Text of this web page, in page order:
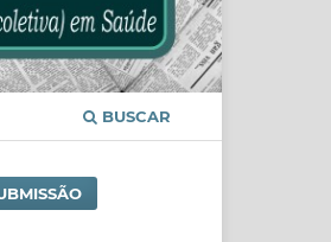
BUSCAR